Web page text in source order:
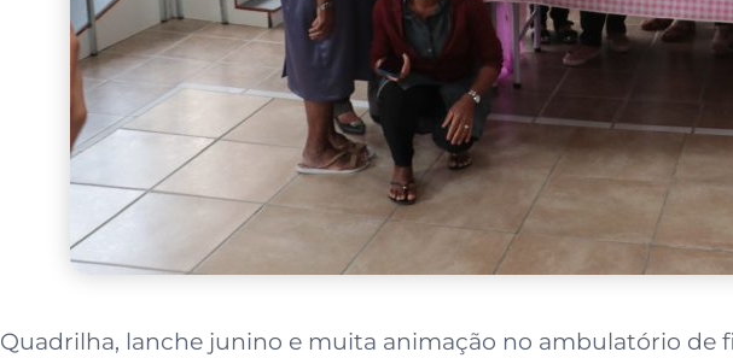
Quadrilha, lanche junino e muita animação no ambulatório de